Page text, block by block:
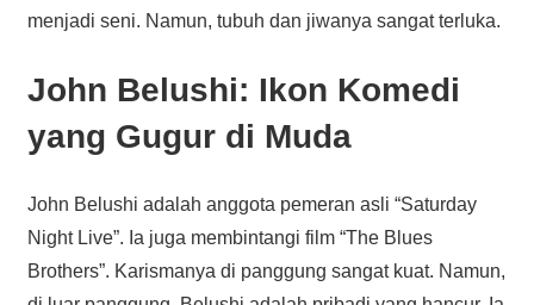
menjadi seni. Namun, tubuh dan jiwanya sangat terluka.
John Belushi: Ikon Komedi
yang Gugur di Muda
John Belushi adalah anggota pemeran asli “Saturday
Night Live”. Ia juga membintangi film “The Blues
Brothers”. Karismanya di panggung sangat kuat. Namun,